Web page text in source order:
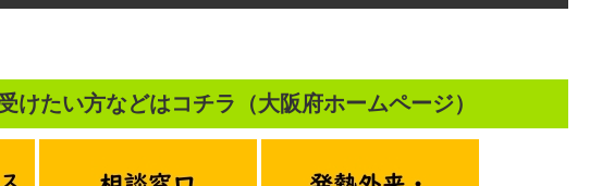
けたい方などはコチラ（大阪府ホームページ）